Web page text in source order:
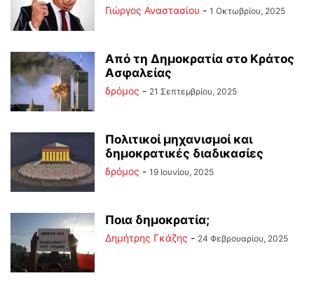
Γιώργος Αναστασίου - 1 Οκτωβρίου, 2025
Από τη Δημοκρατία στο Κράτος
Ασφαλείας
δρόμος - 21 Σεπτεμβρίου, 2025
Πολιτικοί μηχανισμοί και
δημοκρατικές διαδικασίες
δρόμος - 19 Ιουνίου, 2025
Ποια δημοκρατία;
Δημήτρης Γκάζης - 24 Φεβρουαρίου, 2025